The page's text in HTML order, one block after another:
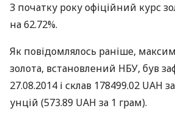
З початку року офіційний курс
на 62.72%.
Як повідомлялось раніше,
золота, встановлений НБУ, був
27.08.2014 і склав 178499.02 UAH
унцій (573.89 UAH за 1 грам).